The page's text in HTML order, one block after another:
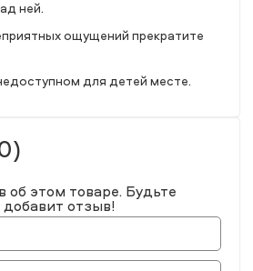
ней.
ощущений прекратите
для детей месте.
об этом товаре. Будьте
отзыв!